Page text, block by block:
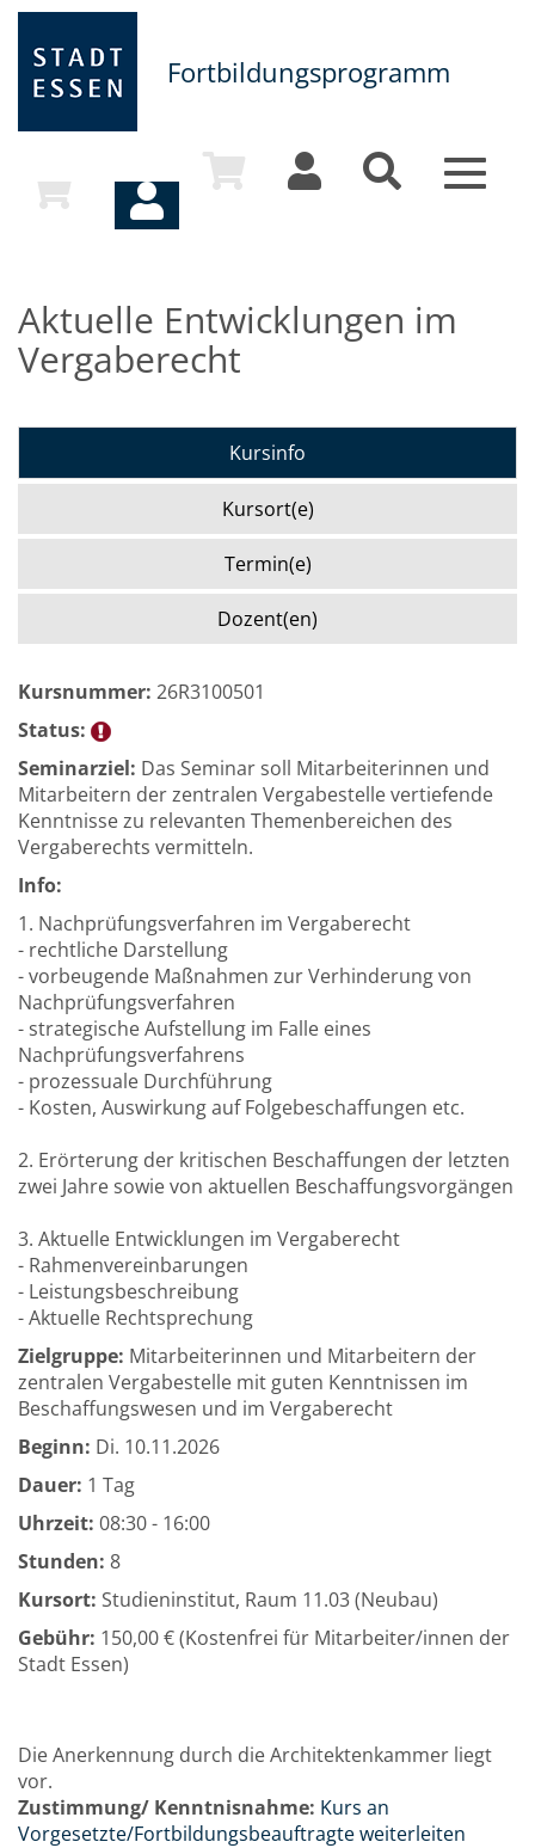
Fortbildungsprogramm
Toggle
Aktuelle Entwicklungen im
Vergaberecht
Kursinfo
Kursort(e)
Termin(e)
Dozent(en)
Kursnummer: 26R3100501
Status:
Seminarziel: Das Seminar soll Mitarbeiterinnen und
Mitarbeitern der zentralen Vergabestelle vertiefende
Kenntnisse zu relevanten Themenbereichen des
Vergaberechts vermitteln.
Info:
1. Nachprüfungsverfahren im Vergaberecht
- rechtliche Darstellung
- vorbeugende Maßnahmen zur Verhinderung von
Nachprüfungsverfahren
- strategische Aufstellung im Falle eines
Nachprüfungsverfahrens
- prozessuale Durchführung
- Kosten, Auswirkung auf Folgebeschaffungen etc.
2. Erörterung der kritischen Beschaffungen der letzten
zwei Jahre sowie von aktuellen Beschaffungsvorgängen
3. Aktuelle Entwicklungen im Vergaberecht
- Rahmenvereinbarungen
- Leistungsbeschreibung
- Aktuelle Rechtsprechung
Zielgruppe: Mitarbeiterinnen und Mitarbeitern der
zentralen Vergabestelle mit guten Kenntnissen im
Beschaffungswesen und im Vergaberecht
Beginn: Di. 10.11.2026
Dauer: 1 Tag
Uhrzeit: 08:30 - 16:00
Stunden: 8
Kursort: Studieninstitut, Raum 11.03 (Neubau)
Gebühr: 150,00 € (Kostenfrei für Mitarbeiter/innen der
Stadt Essen)
Die Anerkennung durch die Architektenkammer liegt
vor.
Zustimmung/ Kenntnisnahme: Kurs an
Vorgesetzte/Fortbildungsbeauftragte weiterleiten